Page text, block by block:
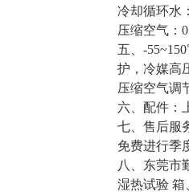
冷却循环水
压缩空气：
五、-
护，冷媒高
压缩空气调
六、配件：
七、售后服
免费进行季
八、东莞市
湿热试验 箱